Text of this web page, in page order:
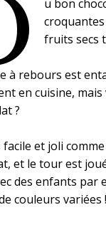
u bon
fruits secs
à rebours est
en cuisine,
?
facile et joli
et le tour est
des enfants par
couleurs variées !